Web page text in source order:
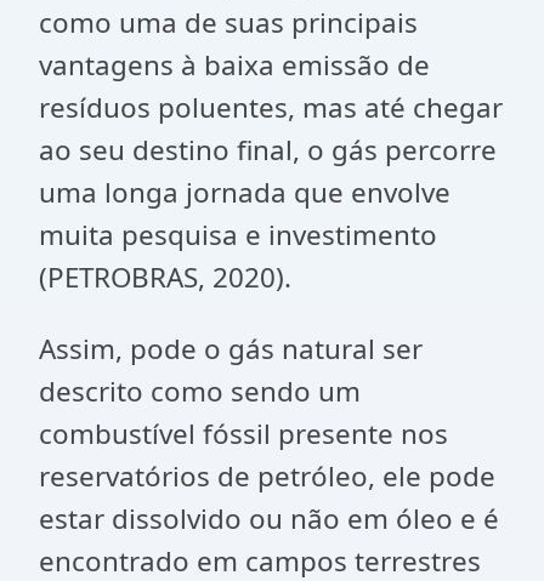
como uma de suas principais
vantagens à baixa emissão de
resíduos poluentes, mas até chegar
ao seu destino final, o gás percorre
uma longa jornada que envolve
muita pesquisa e investimento
(PETROBRAS, 2020).
Assim, pode o gás natural ser
descrito como sendo um
combustível fóssil presente nos
reservatórios de petróleo, ele pode
estar dissolvido ou não em óleo e é
encontrado em campos terrestres